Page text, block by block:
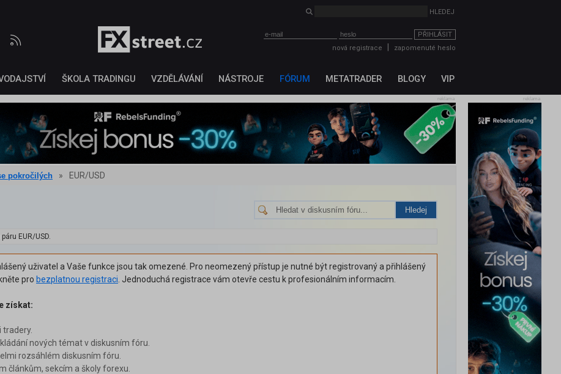
PŘIHLÁSIT
nová registrace
zapomenuté heslo
ŠKOLA TRADINGU VZDĚLÁVÁNÍ NÁSTROJE FÓRUM METATRADER BLOGY VIP
reklama
reklama
pokročilých » EUR/USD
Hledej
EUR/USD.
uživatel a Vaše funkce jsou tak omezené. Pro neomezený přístup je nutné být registrovaný a přihlášený
pro bezplatnou registraci. Jednoduchá registrace vám otevře cestu k profesionálním informacím.
získat:
tradery.
nových témat v diskusním fóru.
rozsáhlém diskusním fóru.
článkům, sekcím a školy forexu.